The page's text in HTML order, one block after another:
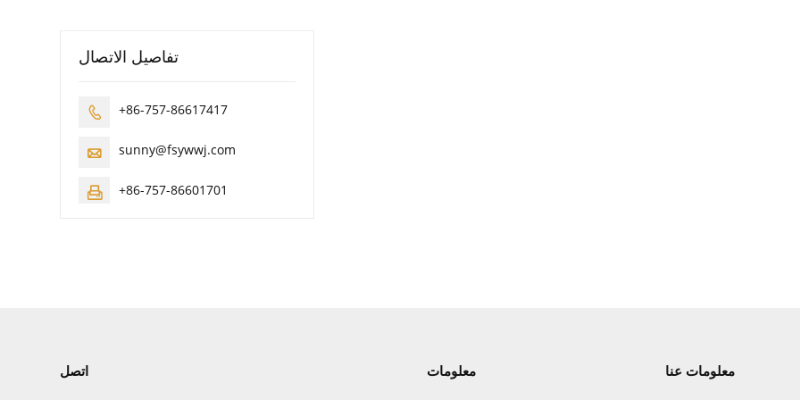
تفاصيل الاتصال
 +86-757-86617417
 sunny@fsywwj.com
 +86-757-86601701
اتصل معلومات معلومات عنا